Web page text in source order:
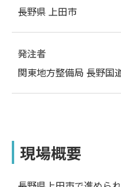
長野県 上田市
発注者
関東地方整備局 長野国
現場概要